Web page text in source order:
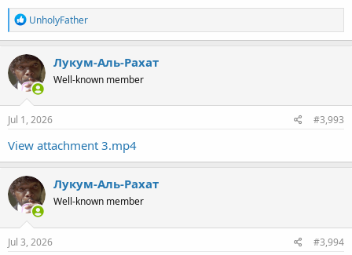
R
e
a
c
t
i
o
n
s
UnholyFather
Лукум-Аль-Рахат
Well-known member
Jul 1, 2026 #3,993
View attachment 3.mp4
Лукум-Аль-Рахат
Well-known member
Jul 3, 2026 #3,994